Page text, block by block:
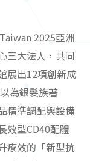
2025亞洲
三大法人，共同
展出12項創新成
為銀髮族著
精準調配與設備
效型CD40配體
療效的「新型抗